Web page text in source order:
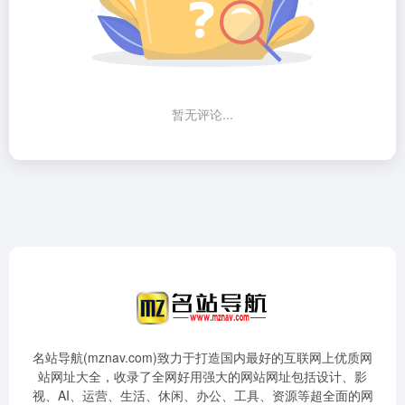
暂无评论...
名站导航(mznav.com)致力于打造国内最好的互联网上优质网
站网址大全，收录了全网好用强大的网站网址包括设计、影
视、AI、运营、生活、休闲、办公、工具、资源等超全面的网